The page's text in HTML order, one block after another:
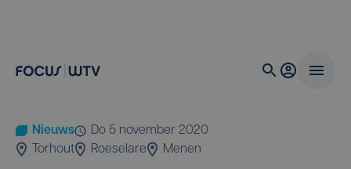
Nieuws
do 5 november 2020
Torhout
Roeselare Menen